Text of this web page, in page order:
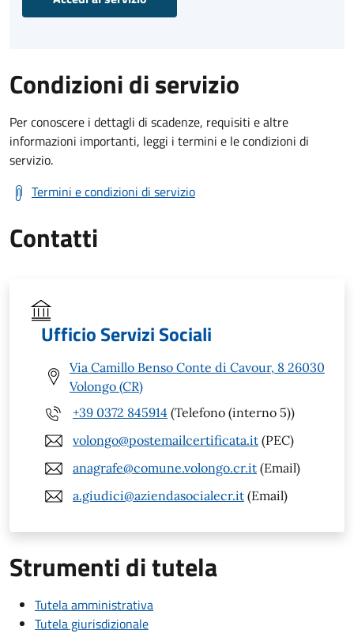
Condizioni di servizio
Per conoscere i dettagli di scadenze, requisiti e altre
informazioni importanti, leggi i termini e le condizioni di
servizio.
Termini e condizioni di servizio
Contatti
Ufficio Servizi Sociali
Via Camillo Benso Conte di Cavour, 8 26030
Volongo (CR)
+39 0372 845914 (Telefono (interno 5))
volongo@postemailcertificata.it (PEC)
anagrafe@comune.volongo.cr.it (Email)
a.giudici@aziendasocialecr.it (Email)
Strumenti di tutela
Tutela amministrativa
Tutela giurisdizionale